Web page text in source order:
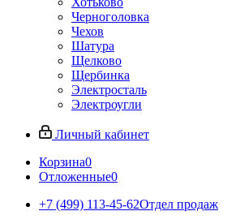
Черноголовка
Чехов
Шатура
Щелково
Щербинка
Электросталь
Электроугли
Личный кабинет
Корзина0
Отложенные0
+7 (499) 113-45-62Отдел продаж